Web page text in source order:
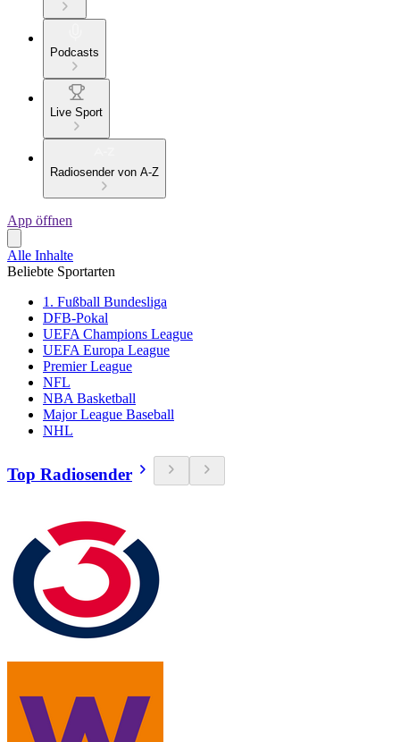
Podcasts
Live Sport
Radiosender von A-Z
App öffnen
Alle Inhalte
Beliebte Sportarten
1. Fußball Bundesliga
DFB-Pokal
UEFA Champions League
UEFA Europa League
Premier League
NFL
NBA Basketball
Major League Baseball
NHL
Top Radiosender